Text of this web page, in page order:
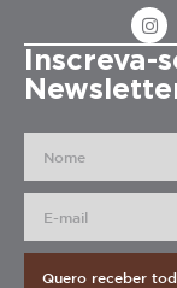
Inscreva-
Quero receber